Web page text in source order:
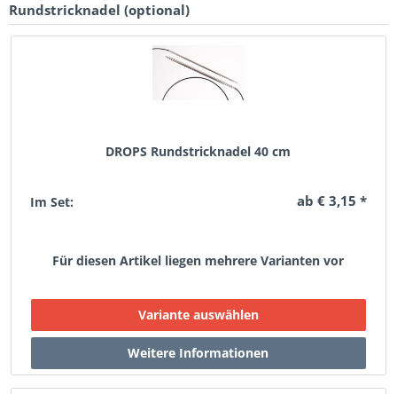
Rundstricknadel (optional)
DROPS Rundstricknadel 40 cm
Im Set: ab € 3,15 *
Für diesen Artikel liegen mehrere Varianten vor